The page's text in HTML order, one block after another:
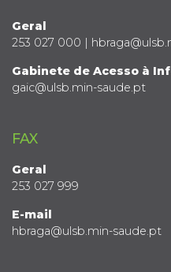
Geral
253 027 000 |
Gabinete de Acesso à
gaic@ulsb.min-saude.pt
FAX
Geral
253 027 999
E-mail
hbraga@ulsb.min-saude.pt